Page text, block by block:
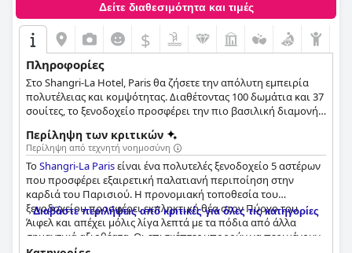
Δείτε διαθεσιμότητα και τιμές
$
Πληροφορίες
Στο Shangri-La Hotel, Paris θα ζήσετε την απόλυτη εμπειρία
πολυτέλειας και κομψότητας. Διαθέτοντας 100 δωμάτια και 37
σουίτες, το ξενοδοχείο προσφέρει την πιο βασιλική διαμονή
Περίληψη των κριτικών
Περίληψη από τεχνητή νοημοσύνη
ΤοShangri-La Parisείναι ένα πολυτελές ξενοδοχείο 5 αστέρων
που προσφέρει εξαιρετική παλατιανή περιποίηση στην
καρδιά του Παρισιού. Η προνομιακή τοποθεσία του
ξενοδοχείου προσφέρει εκπληκτική θέα στον Πύργο του
Άιφελ και απέχει μόλις λίγα λεπτά με τα πόδια από άλλα
σημαντικά αξιοθέατα. Οι επισκέπτες μπορούν να περιμένουν
Διαβάστε περιλήψεις από κριτικές για όλες τις κατηγορίες